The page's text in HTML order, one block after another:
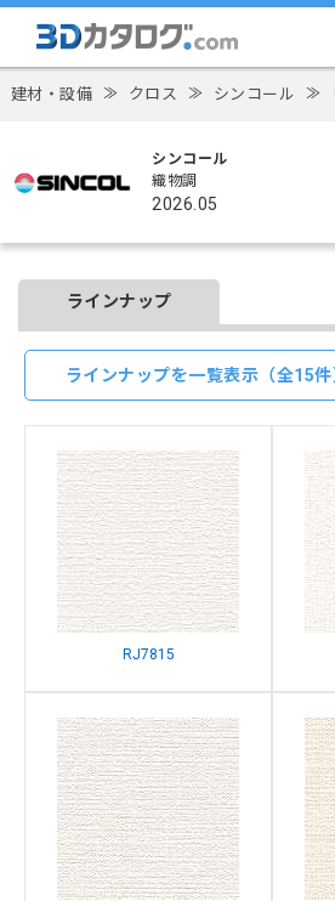
建材・設備 ≫ クロス ≫ シンコール ≫
シンコール
織物調
2026.05
ラインナップ
ラインナップを一覧表示（全15件
RJ7815